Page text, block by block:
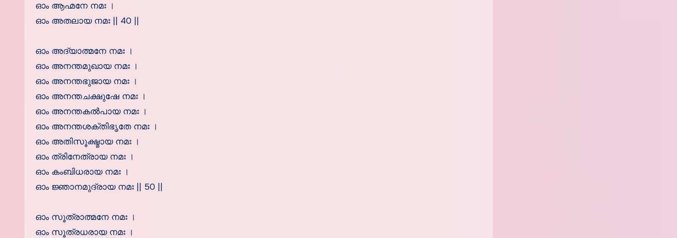
ഓം ആഹ്മനേ നമഃ ।
ഓം അതലായ നമഃ || 40 ||
ഓം അദ്യാത്മനേ നമഃ ।
ഓം അനന്തമുഖായ നമഃ ।
ഓം അനന്തഭുജായ നമഃ ।
ഓം അനന്തചക്ഷുഷേ നമഃ ।
ഓം അനന്തകല്‍പായ നമഃ ।
ഓം അനന്തശക്തിഭൃതേ നമഃ ।
ഓം അതിസൂക്ഷ്മായ നമഃ ।
ഓം ത്രിനേത്രായ നമഃ ।
ഓം കംബിധരായ നമഃ ।
ഓം ജ്ഞാനമുദ്രായ നമഃ || 50 ||
ഓം സൂത്രാത്മനേ നമഃ ।
ഓം സൂത്രധരായ നമഃ ।